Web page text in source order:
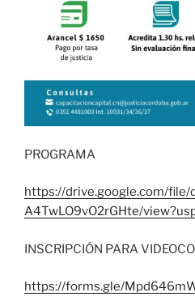
PROGRAMA
https://drive.google.com/file/
A4TwLO9vO2rGHte/
INSCRIPCIÓN PARA
https://forms.gle/